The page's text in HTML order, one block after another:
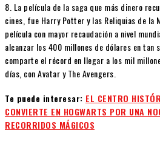
8. La película de la saga que más dinero
cines, fue Harry Potter y las Reliquias de la
película con mayor recaudación a nivel
alcanzar los 400 millones de dólares en tan
comparte el récord en llegar a los mil
días, con Avatar y The Avengers.
Te puede interesar: EL CENTRO
CONVIERTE EN HOGWARTS POR UNA
RECORRIDOS MÁGICOS